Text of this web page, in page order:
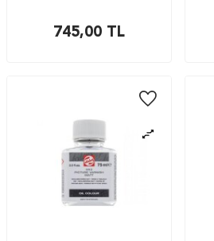
745,00 TL